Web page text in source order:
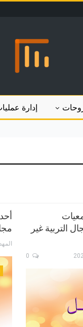
إدارة
التربية غير